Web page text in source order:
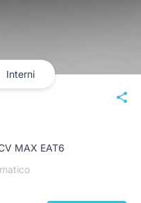
Interni
MAX EAT6